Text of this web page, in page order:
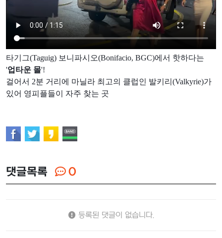
타기그(Taguig) 보니파시오(Bonifacio, BGC)에서 핫하다는
'업타운 몰'!
걸어서 2분 거리에 마닐라 최고의 클럽인 발키리(Valkyrie)가
있어 영피플들이 자주 찾는 곳
댓글목록 0
등록된 댓글이 없습니다.